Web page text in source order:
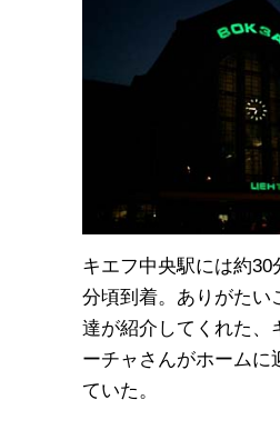
キエフ中央駅には約30
分頃到着。ありがたい
達が紹介してくれた、
ーチャさんがホームに
ていた。